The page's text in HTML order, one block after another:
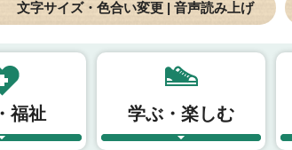
文字サイズ・色合い変更 | 音声読み上げ
福祉 学ぶ・楽しむ